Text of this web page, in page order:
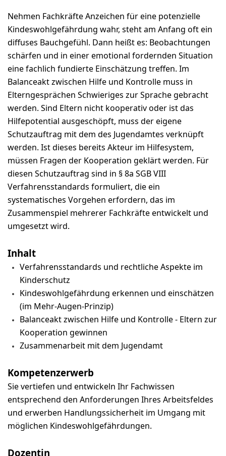
Nehmen Fachkräfte Anzeichen für eine potenzielle
Kindeswohlgefährdung wahr, steht am Anfang oft ein
diffuses Bauchgefühl. Dann heißt es: Beobachtungen
schärfen und in einer emotional fordernden Situation
eine fachlich fundierte Einschätzung treffen. Im
Balanceakt zwischen Hilfe und Kontrolle muss in
Elterngesprächen Schwieriges zur Sprache gebracht
werden. Sind Eltern nicht kooperativ oder ist das
Hilfepotential ausgeschöpft, muss der eigene
Schutzauftrag mit dem des Jugendamtes verknüpft
werden. Ist dieses bereits Akteur im Hilfesystem,
müssen Fragen der Kooperation geklärt werden. Für
diesen Schutzauftrag sind in § 8a SGB VIII
Verfahrensstandards formuliert, die ein
systematisches Vorgehen erfordern, das im
Zusammenspiel mehrerer Fachkräfte entwickelt und
umgesetzt wird.
Inhalt
Verfahrensstandards und rechtliche Aspekte im
Kinderschutz
Kindeswohlgefährdung erkennen und einschätzen
(im Mehr-Augen-Prinzip)
Balanceakt zwischen Hilfe und Kontrolle - Eltern zur
Kooperation gewinnen
Zusammenarbeit mit dem Jugendamt
Kompetenzerwerb
Sie vertiefen und entwickeln Ihr Fachwissen
entsprechend den Anforderungen Ihres Arbeitsfeldes
und erwerben Handlungssicherheit im Umgang mit
möglichen Kindeswohlgefährdungen.
Dozentin